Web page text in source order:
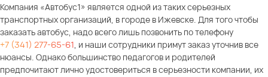
Компания «Автобус1» является одной из таких серьезных
транспортных организаций, в городе в Ижевске. Для того чтобы
заказать автобус, надо всего лишь позвонить по телефону
+7 (341) 277-65-61 , и наши сотрудники примут заказ уточнив все
нюансы. Однако большинство педагогов и родителей
предпочитают лично удостовериться в серьезности компании, их